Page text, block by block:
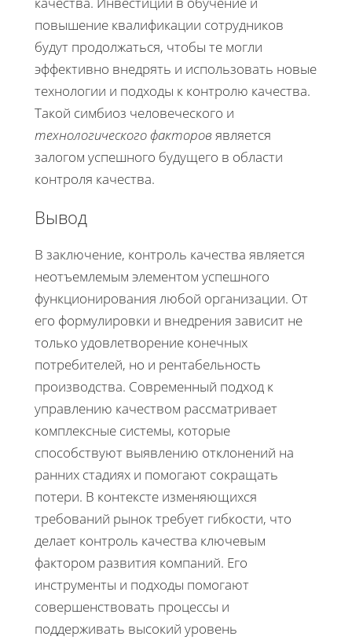
повышение квалификации сотрудников
будут продолжаться, чтобы те могли
эффективно внедрять и использовать новые
технологии и подходы к контролю качества.
Такой симбиоз человеческого и
технологического факторов является
залогом успешного будущего в области
контроля качества.
Вывод
В заключение, контроль качества является
неотъемлемым элементом успешного
функционирования любой организации. От
его формулировки и внедрения зависит не
только удовлетворение конечных
потребителей, но и рентабельность
производства. Современный подход к
управлению качеством рассматривает
комплексные системы, которые
способствуют выявлению отклонений на
ранних стадиях и помогают сокращать
потери. В контексте изменяющихся
требований рынок требует гибкости, что
делает контроль качества ключевым
фактором развития компаний. Его
инструменты и подходы помогают
совершенствовать процессы и
поддерживать высокий уровень